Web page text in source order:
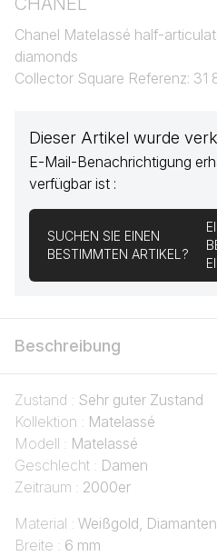
Chanel Matelassé half-
diamonds
Collector Square Referenz: 31
Dieser Artikel wurde
E-Mail-Benachrichtigung
verfügbar ist :
SUCHEN SIE EINEN
BESTIMMTEN ARTIKEL?
Beschreibung
Zustand : Sehr guter Zustand
Kollektion : Matelassé
Modell : Matelassé
Geschlecht : Damen
Zeitraum : 2000er
Material : Weißgold, Diamanten
Breite : 6 mm